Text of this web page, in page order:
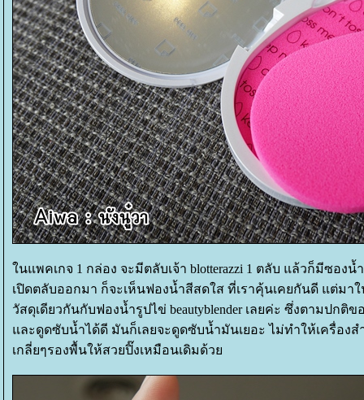
นแพคเกจ 1 กล่อง จะมีตลับเจ้า blotterazzi 1 ตลับ แล้วก็มีซอง
เปิดตลับออกมา ก็จะเห็นฟองน้ำสีสดใส ที่เราคุ้นเคยกันดี แต่ม
วัสดุเดียวกันกับฟองน้ำรูปไข่ beautyblender เลยค่ะ ซึ่งตามปกติ
ละดูดซับน้ำได้ดี มันก็เลยจะดูดซับน้ำมันเยอะ ไม่ทำให้เครื่อง
เกลี่ยๆรองพื้นให้สวยปิ๊งเหมือนเดิมด้ว